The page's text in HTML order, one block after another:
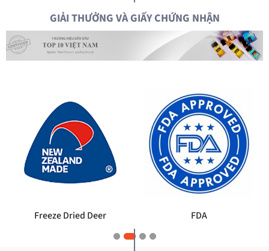
GIẢI THƯỞNG VÀ GIẤY CHỨNG NHẬN
GMP Vietnam Leading Brands